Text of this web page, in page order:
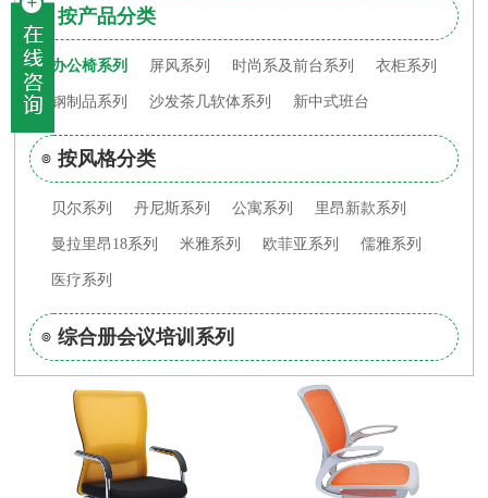
按产品分类
办公椅系列 屏风系列 时尚系及前台系列 衣柜系列
钢制品系列 沙发茶几软体系列 新中式班台
按风格分类
贝尔系列 丹尼斯系列 公寓系列 里昂新款系列
曼拉里昂18系列 米雅系列 欧菲亚系列 儒雅系列
医疗系列
综合册会议培训系列